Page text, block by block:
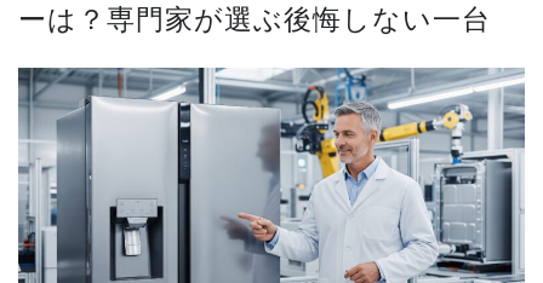
ーは？専門家が選ぶ後悔しない一台